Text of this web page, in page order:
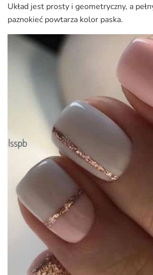
Układ jest prosty i geometryczny, a
paznokieć powtarza kolor paska.